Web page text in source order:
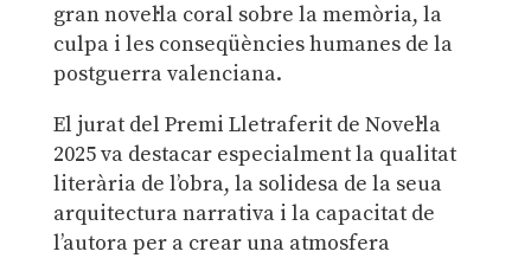
gran novel·la coral sobre la memòria, la
culpa i les conseqüències humanes de la
postguerra valenciana.
El jurat del Premi Lletraferit de Novel·la
2025 va destacar especialment la qualitat
literària de l’obra, la solidesa de la seua
arquitectura narrativa i la capacitat de
l’autora per a crear una atmosfera